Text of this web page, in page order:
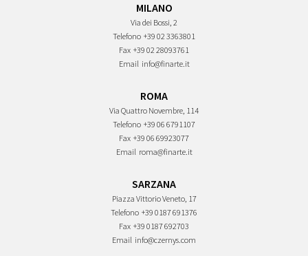
MILANO
Via dei Bossi, 2
Telefono +39 02 3363801
Fax +39 02 28093761
Email info@finarte.it
ROMA
Via Quattro Novembre, 114
Telefono +39 06 6791107
Fax +39 06 69923077
Email roma@finarte.it
SARZANA
Piazza Vittorio Veneto, 17
Telefono +39 0187 691376
Fax +39 0187 692703
Email info@czernys.com